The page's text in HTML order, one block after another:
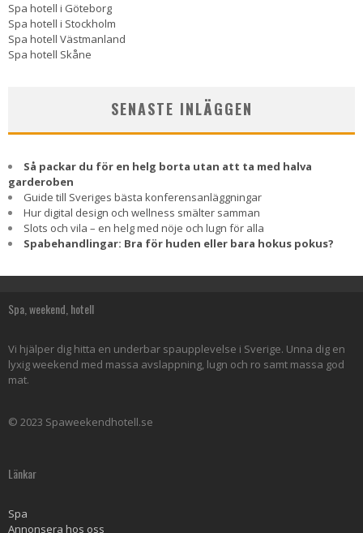
Spa hotell i Göteborg
Spa hotell i Stockholm
Spa hotell Västmanland
Spa hotell Skåne
SENASTE INLÄGGEN
Så packar du för en helg borta utan att ta med halva
garderoben
Guide till Sveriges bästa konferensanläggningar
Hur digital design och wellness smälter samman
Slots och vila – en helg med nöje och lugn för alla
Spabehandlingar: Bra för huden eller bara hokus pokus?
Spa, weekend, hotell
Vi hjälper dig hitta en underbar spaupplevelse i Sverige. Unna dig en
lyxig weekend med massa avslappning, lugn och ro samt massa god
mat.
© 2023 Spaweekendhotell.se
Länkar
Spa
Annonsera hos oss